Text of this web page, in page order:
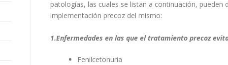
patologías, las cuales se listan a continuación,
implementación precoz del mismo:
1.Enfermedades en las que el tratamiento precoz
Fenilcetonuria